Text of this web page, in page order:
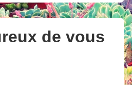
de vous